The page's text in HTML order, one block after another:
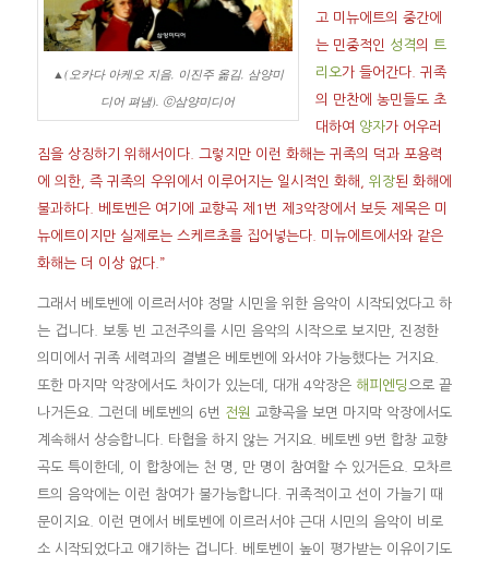
▲(오카다 아케오 지음, 이진주 옮김, 삼양미
디어 펴냄). ⓒ삼양미디어
고 미뉴에트의 중간에
는 민중적인 성격의 트
리오가 들어간다. 귀족
의 만찬에 농민들도 초
대하여 양자가 어우러
짐을 상징하기 위해서이다. 그렇지만 이런 화해는 귀족의 덕과 포용력
에 의한, 즉 귀족의 우위에서 이루어지는 일시적인 화해, 위장된 화해에
불과하다. 베토벤은 여기에 교향곡 제1번 제3악장에서 보듯 제목은 미
뉴에트이지만 실제로는 스케르초를 집어넣는다. 미뉴에트에서와 같은
화해는 더 이상 없다.”
그래서 베토벤에 이르러서야 정말 시민을 위한 음악이 시작되었다고 하
는 겁니다. 보통 빈 고전주의를 시민 음악의 시작으로 보지만, 진정한
의미에서 귀족 세력과의 결별은 베토벤에 와서야 가능했다는 거지요.
또한 마지막 악장에서도 차이가 있는데, 대개 4악장은 해피엔딩 으로 끝
나거든요. 그런데 베토벤의 6번
전원
교향곡을 보면 마지막 악장에서도
계속해서 상승합니다. 타협을 하지 않는 거지요. 베토벤 9번 합창 교향
곡도 특이한데, 이 합창에는 천 명, 만 명이 참여할 수 있거든요. 모차르
트의 음악에는 이런 참여가 불가능합니다. 귀족적이고 선이 가늘기 때
문이지요. 이런 면에서 베토벤에 이르러서야 근대 시민의 음악이 비로
소 시작되었다고 얘기하는 겁니다. 베토벤이 높이 평가받는 이유이기도